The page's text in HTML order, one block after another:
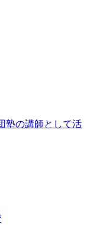
塾の講師として活